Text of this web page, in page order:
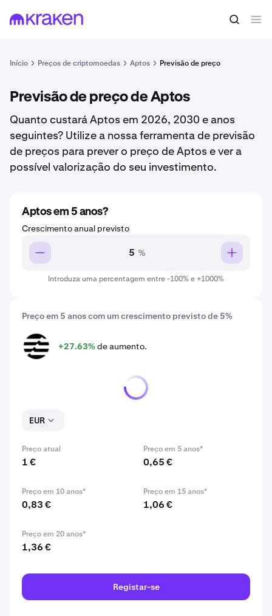
Início Preços de criptomoedas Aptos Previsão de preço
Previsão de preço de Aptos
Quanto custará Aptos em 2026, 2030 e anos
seguintes? Utilize a nossa ferramenta de previsão
de preços para prever o preço de Aptos e ver a
possível valorização do seu investimento.
Preço em 5 anos com um crescimento previsto de 5%
APT +27.63%de aumento.
EUR
Preço atual
1 €
Preço em 5 anos*
0,65 €
Preço em 10 anos*
0,83 €
Preço em 15 anos*
1,06 €
Preço em 20 anos*
1,36 €
Registar-se
Aptos em 5 anos?
Crescimento anual previsto
%
Introduza uma percentagem entre -100% e +1000%